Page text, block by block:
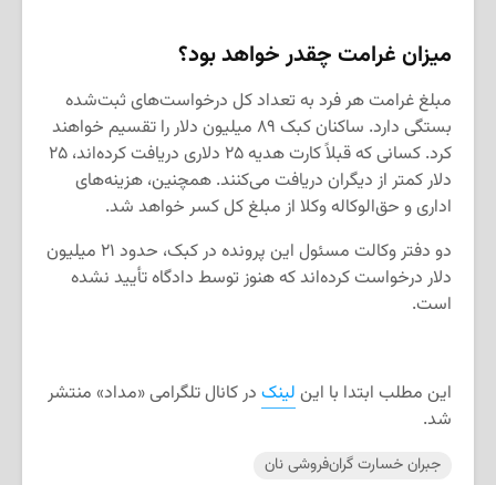
میزان غرامت چقدر خواهد بود؟
مبلغ غرامت هر فرد به تعداد کل درخواست‌های ثبت‌شده
بستگی دارد. ساکنان کبک ۸۹ میلیون دلار را تقسیم خواهند
کرد. کسانی که قبلاً کارت هدیه ۲۵ دلاری دریافت کرده‌اند، ۲۵
دلار کمتر از دیگران دریافت می‌کنند. همچنین، هزینه‌های
اداری و حق‌الوکاله وکلا از مبلغ کل کسر خواهد شد.
دو دفتر وکالت مسئول این پرونده در کبک، حدود ۲۱ میلیون
دلار درخواست کرده‌اند که هنوز توسط دادگاه تأیید نشده
است.
این مطلب ابتدا با این لینک در کانال تلگرامی «مداد» منتشر
شد.
جبران خسارت گران‌فروشی نان